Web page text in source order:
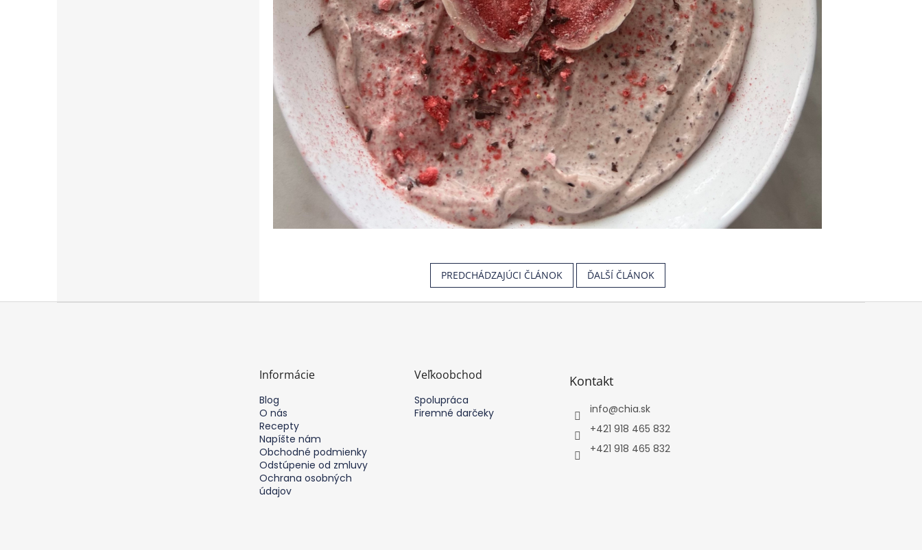
PREDCHÁDZAJÚCI ČLÁNOK ĎALŠÍ ČLÁNOK
Z
Informácie
Blog
O nás
Recepty
Napíšte nám
Obchodné podmienky
Odstúpenie od zmluvy
Ochrana osobných
údajov
Veľkoobchod
Spolupráca
Firemné darčeky
Kontakt
info@chia.sk
+421 918 465 832
+421 918 465 832